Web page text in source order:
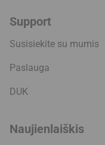
Support
Susisiekite su mumis
Paslauga
DUK
Naujienlaiškis